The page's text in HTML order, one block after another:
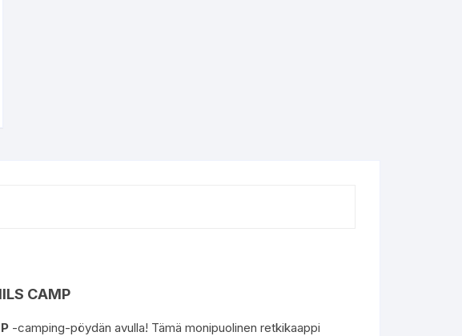
CAMP
-camping-pöydän avulla! Tämä monipuolinen retkikaappi